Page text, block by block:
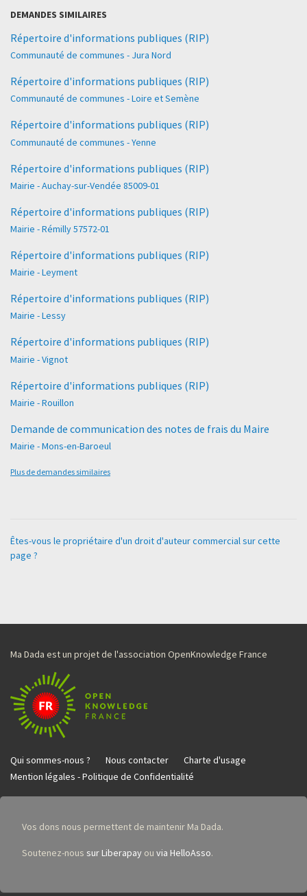
DEMANDES SIMILAIRES
Répertoire d'informations publiques (RIP)
Communauté de communes - Jura Nord
Répertoire d'informations publiques (RIP)
Communauté de communes - Loire et Semène
Répertoire d'informations publiques (RIP)
Communauté de communes - Yenne
Répertoire d'informations publiques (RIP)
Mairie - Auchay-sur-Vendée 85009-01
Répertoire d'informations publiques (RIP)
Mairie - Rémilly 57572-01
Répertoire d'informations publiques (RIP)
Mairie - Leyment
Répertoire d'informations publiques (RIP)
Mairie - Lessy
Répertoire d'informations publiques (RIP)
Mairie - Vignot
Répertoire d'informations publiques (RIP)
Mairie - Rouillon
Demande de communication des notes de frais du Maire
Mairie - Mons-en-Baroeul
Plus de demandes similaires
Êtes-vous le propriétaire d'un droit d'auteur commercial sur cette
page ?
Ma Dada est un projet de l'association OpenKnowledge France
Qui sommes-nous ? Nous contacter
Charte d'usage
Mention légales - Politique de Confidentialité
Vos dons nous permettent de maintenir Ma Dada.
Soutenez-nous sur Liberapay ou via HelloAsso.